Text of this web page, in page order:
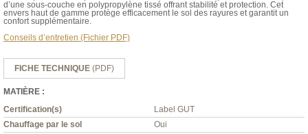
d’une sous-couche en polypropylène tissé offrant stabilité et protection. Cet
envers haut de gamme protège efficacement le sol des rayures et garantit un
confort supplémentaire.
Conseils d’entretien (Fichier PDF)
FICHE TECHNIQUE (PDF)
MATIÈRE :
Certification(s)
Label GUT
Chauffage par le sol
Oui